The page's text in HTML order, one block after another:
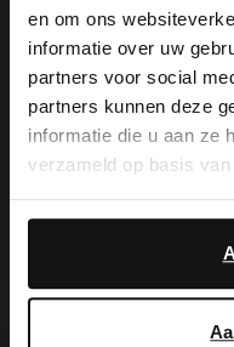
en om ons
informatie over uw
partners voor social
partners kunnen deze
informatie die u aan ze
verzameld op basis
Alles over dit
Bezorgen &
View this
It looks like your
you like to switch to
English